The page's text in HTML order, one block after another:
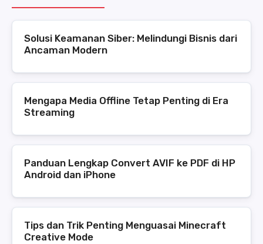
Solusi Keamanan Siber: Melindungi Bisnis dari
Ancaman Modern
Mengapa Media Offline Tetap Penting di Era
Streaming
Panduan Lengkap Convert AVIF ke PDF di HP
Android dan iPhone
Tips dan Trik Penting Menguasai Minecraft
Creative Mode